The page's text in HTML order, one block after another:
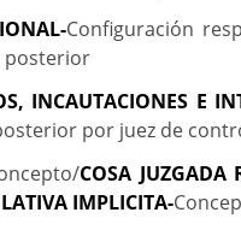
Configuración
posterior
INCAUTACIONES E
por juez de
COSA JUZGADA
IMPLICITA-